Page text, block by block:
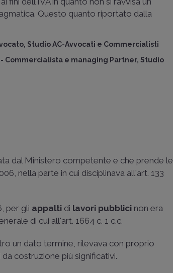
Questo quanto riportato dalla
Studio AC-Avvocati e Commercialisti
- Commercialista e managing Partner, Studio
dal Ministero competente e che prende le
nella parte in cui disciplinava all'art. 133
per gli appalti di lavori pubblici non era
di cui all'art. 1664 c. 1 c.c.
un dato termine, rilevava con proprio
costruzione più significativi.